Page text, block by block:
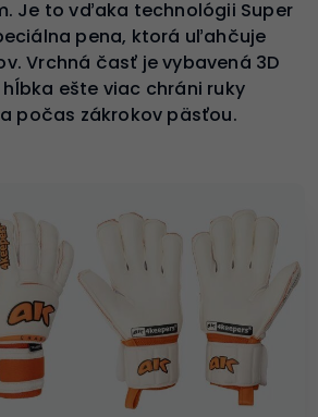
Je to vďaka technológii Super
pena, ktorá uľahčuje
Vrchná časť je vybavená 3D
ešte viac chráni ruky
počas zákrokov päsťou.